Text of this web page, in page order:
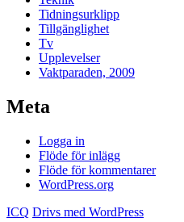
Tidningsurklipp
Tillgänglighet
Tv
Upplevelser
Vaktparaden, 2009
Meta
Logga in
Flöde för inlägg
Flöde för kommentarer
WordPress.org
ICQ Drivs med WordPress